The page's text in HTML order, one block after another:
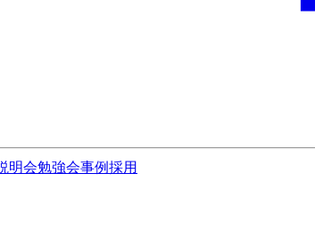
明会勉強会事例採用